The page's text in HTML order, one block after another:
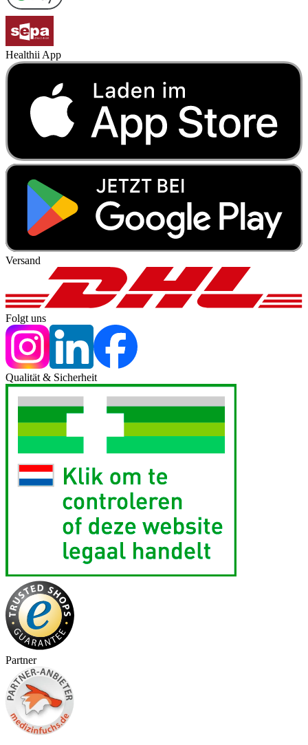
Healthii App
Versand
Folgt uns
Qualität & Sicherheit
Partner